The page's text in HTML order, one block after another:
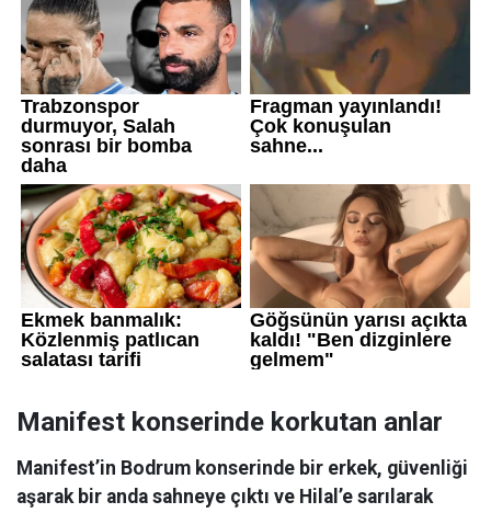
Manifest konserinde korkutan anlar
Manifest’in Bodrum konserinde bir erkek, güvenliği
aşarak bir anda sahneye çıktı ve Hilal’e sarılarak